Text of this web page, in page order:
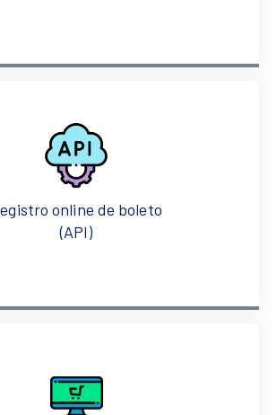
online de boleto
(API)